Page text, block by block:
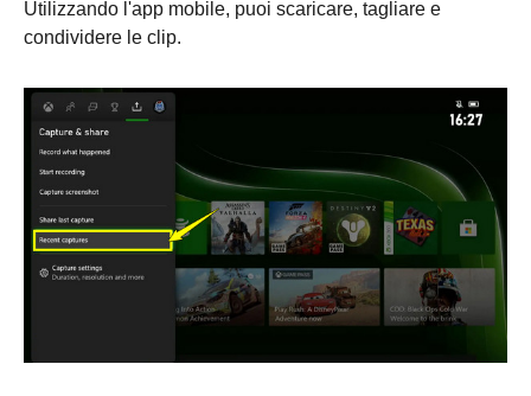
Utilizzando l'app mobile, puoi scaricare, tagliare e
condividere le clip.